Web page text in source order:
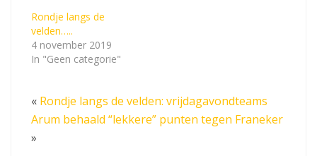
Rondje langs de
velden…..
4 november 2019
In "Geen categorie"
« Rondje langs de velden: vrijdagavondteams
Arum behaald “lekkere” punten tegen Franeker
»